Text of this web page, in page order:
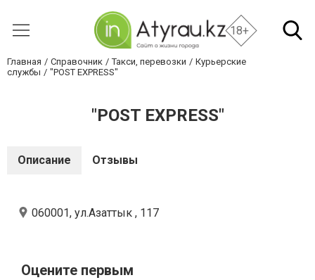
18+
Главная Справочник Такси, перевозки
Курьерские
службы
"POST EXPRESS"
"POST EXPRESS"
Описание Отзывы
060001, ул.Азаттык , 117
Оцените первым